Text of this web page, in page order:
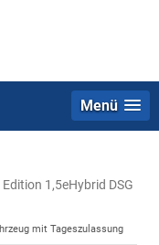
Menü
1,5eHybrid DSG
mit Tageszulassung